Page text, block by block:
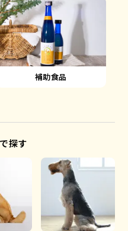
補助食品
探す